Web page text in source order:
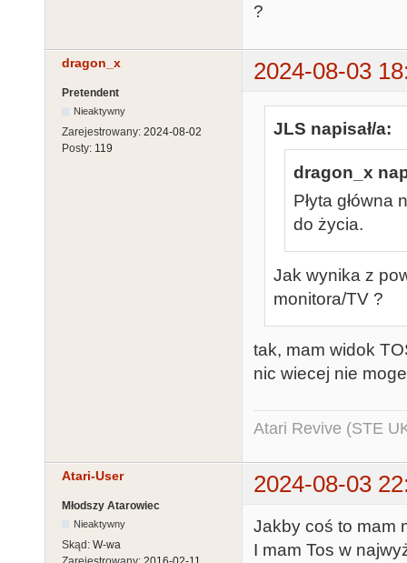
?
dragon_x 2024-08-03
Pretendent
Nieaktywny
Zarejestrowany: 2024-08-02
Posty: 119
JLS napisał/a:
dragon_x
Płyta główna
do życia.
Jak wynika z
monitora/TV ?
tak, mam widok
nic wiecej nie
Atari Revive (STE
Atari-User 2024-08-03
Młodszy Atarowiec
Nieaktywny
Skąd: W-wa
Jakby coś to mam
I mam Tos w